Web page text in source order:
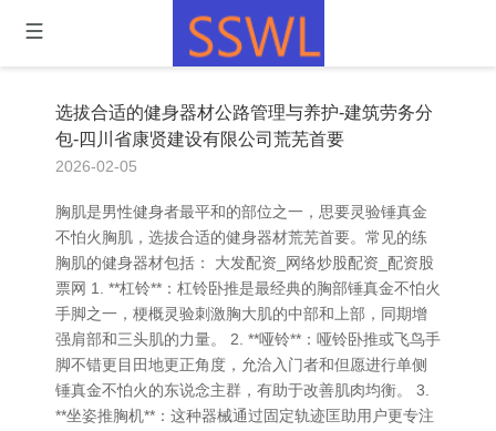
选拔合适的健身器材公路管理与养护-建筑劳务分
包-四川省康贤建设有限公司荒芜首要
2026-02-05
胸肌是男性健身者最平和的部位之一，思要灵验锤真金
不怕火胸肌，选拔合适的健身器材荒芜首要。常见的练
胸肌的健身器材包括： 大发配资_网络炒股配资_配资股
票网 1. **杠铃**：杠铃卧推是最经典的胸部锤真金不怕火
手脚之一，梗概灵验刺激胸大肌的中部和上部，同期增
强肩部和三头肌的力量。 2. **哑铃**：哑铃卧推或飞鸟手
脚不错更目田地更正角度，允洽入门者和但愿进行单侧
锤真金不怕火的东说念主群，有助于改善肌肉均衡。 3.
**坐姿推胸机**：这种器械通过固定轨迹匡助用户更专注